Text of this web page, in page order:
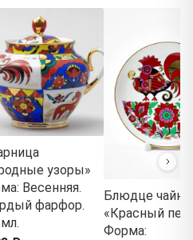
узоры»
Весенняя.
фарфор.
Блюдце
«Красный
Форма: